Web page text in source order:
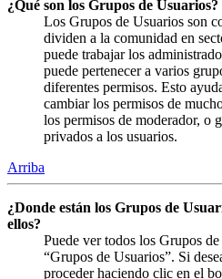
¿Qué son los Grupos de Usuarios?
Los Grupos de Usuarios son
dividen a la comunidad en
puede trabajar los
puede pertenecer a varios
diferentes permisos. Esto
cambiar los permisos de
los permisos de moderador, o
privados a los usuarios.
Arriba
¿Donde están los Grupos de
ellos?
Puede ver todos los Grupos
“Grupos de Usuarios”. Si
proceder haciendo clic en el